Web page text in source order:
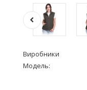
Виробники
Модель: